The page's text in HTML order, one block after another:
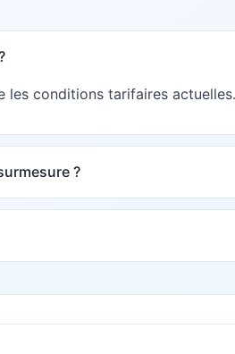
les conditions tarifaires actuelles.
?